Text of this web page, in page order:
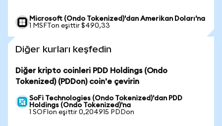
Microsoft (Ondo Tokenized)'dan Amerikan Doları'na
1 MSFTon eşittir $490,33
Diğer kurları keşfedin
Diğer kripto coinleri PDD Holdings (Ondo
Tokenized) (PDDon) coin'e çevirin
SoFi Technologies (Ondo Tokenized)'dan PDD
Holdings (Ondo Tokenized)'na
1 SOFIon eşittir 0,204915 PDDon